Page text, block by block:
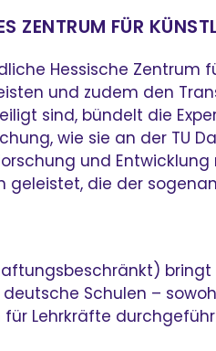
ZENTRUM FÜR
Hessische
und zudem den
sind, bündelt die
wie sie an der TU
und
die der
Schulen –
Lehrkräfte